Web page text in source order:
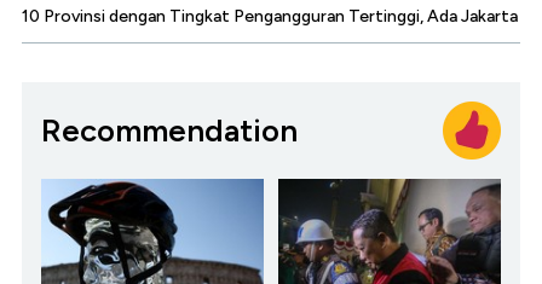
10 Provinsi dengan Tingkat Pengangguran Tertinggi, Ada Jakarta
Recommendation